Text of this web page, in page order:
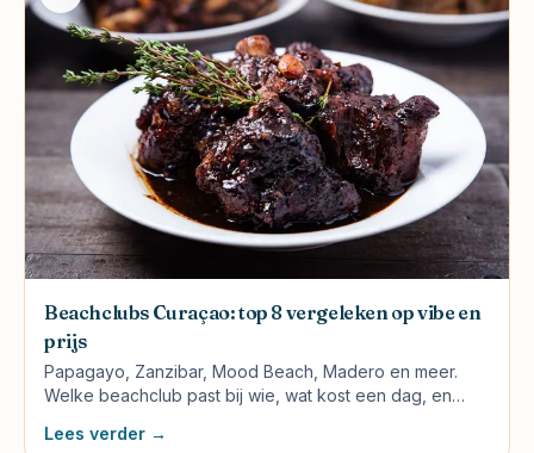
Beachclubs Curaçao: top 8 vergeleken op vibe en
prijs
Papagayo, Zanzibar, Mood Beach, Madero en meer.
Welke beachclub past bij wie, wat kost een dag, en
Lees verder →